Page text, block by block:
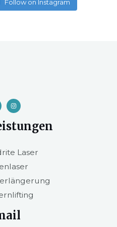
Follow on Instagram
Laser